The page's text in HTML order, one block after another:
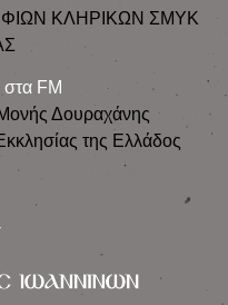
ΚΛΗΡΙΚΩΝ ΣΜΥΚ
FM
Δουραχάνης
της Ελλάδος